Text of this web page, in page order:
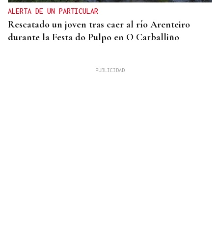
ALERTA DE UN PARTICULAR
Rescatado un joven tras caer al río Arenteiro
durante la Festa do Pulpo en O Carballiño